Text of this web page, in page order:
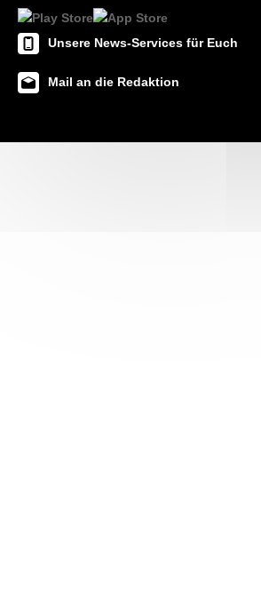
Unsere News-Services für Euch
Mail an die Redaktion